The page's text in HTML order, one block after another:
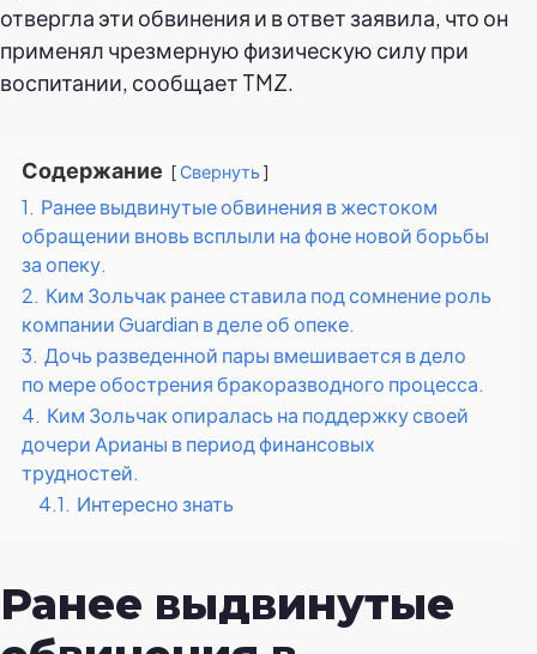
отвергла эти обвинения и в ответ заявила, что он
применял чрезмерную физическую силу при
воспитании, сообщает TMZ.
Содержание Свернуть
1. Ранее выдвинутые обвинения в жестоком
обращении вновь всплыли на фоне новой борьбы
за опеку.
2. Ким Зольчак ранее ставила под сомнение роль
компании Guardian в деле об опеке.
3. Дочь разведенной пары вмешивается в дело
по мере обострения бракоразводного процесса.
4. Ким Зольчак опиралась на поддержку своей
дочери Арианы в период финансовых
трудностей.
4.1. Интересно знать
Ранее выдвинутые